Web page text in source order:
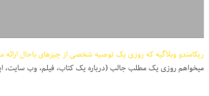
ریکامندو وبلاگیه که روزی یک توصیه شخصی از چیزهای باحال ارائه
میخواهم روزی یک مطلب جالب (درباره یک کتاب، فیلم، وب سایت، اپلیکیشن، پادکست، و